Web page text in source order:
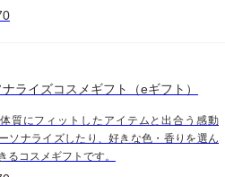
ライズコスメギフト（eギフト）
質にフィットしたアイテムと出合う感動
ソナライズしたり、好きな色・香りを選ん
るコスメギフトです。